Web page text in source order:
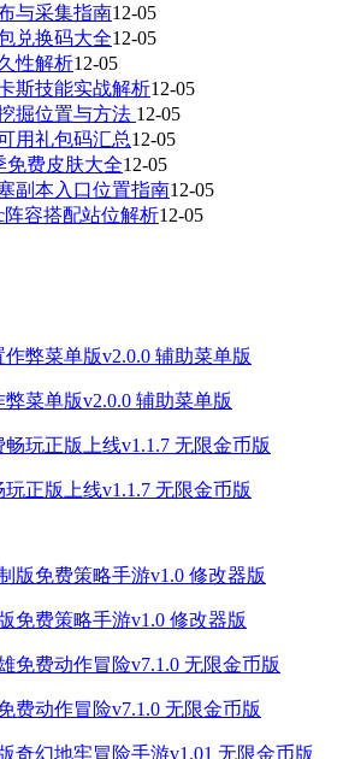
与采集指南12-05
兑换码大全12-05
性解析12-05
斯技能实战解析12-05
掘位置与方法 12-05
用礼包码汇总12-05
免费皮肤大全12-05
副本入口位置指南12-05
阵容搭配站位解析12-05
菜单版v2.0.0 辅助菜单版
正版上线v1.1.7 无限金币版
免费策略手游v1.0 修改器版
费动作冒险v7.1.0 无限金币版